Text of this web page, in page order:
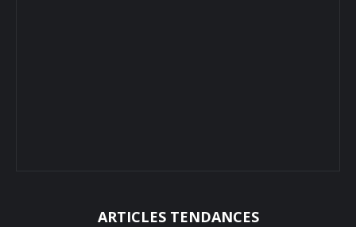
ARTICLES TENDANCES